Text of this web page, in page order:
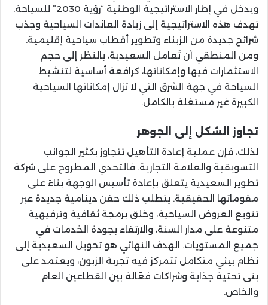
ويدخل في إطار الاستراتيجية الوطنية “رؤية 2030” للسياحة.
تهدف هذه الاستراتيجية إلى زيادة العائدات السياحية وجذب
شرائح جديدة من الزبناء وتطوير أقطاب سياحية إقليمية.
ومن المنطقي أن تُعامل السعيدية، بالنظر إلى حجم
الاستثمارات فيها وإمكاناتها، كرافعة أساسية لتنشيط
السياحة في جهة الشرق التي لا تزال إمكاناتها السياحية
الكبيرة غير مستغلة بالكامل.
تجاوز الشكل إلى الجوهر
لذلك، فإن عملية إعادة التأهيل تتجاوز بكثير الجوانب
التسويقية والعلامة التجارية. فالتحدي المطروح على شركة
تطوير السعيدية يتعلق بإعادة تأسيس الوجهة بناءً على
مقوماتها الحقيقية. يتطلب ذلك حقن دينامية جديدة عبر
تنويع العروض السياحية، وخلق برمجة ثقافية وترفيهية
متنوعة على مدار السنة، والارتقاء بجودة الخدمات في
جميع المستويات. الهدف النهائي هو تحويل السعيدية إلى
نظام بيئي متكامل تتمركز فيه تجربة الزبون، ويعتمد على
بنى تحتية جذابة وشراكات فعّالة بين القطاعين العام
والخاص.